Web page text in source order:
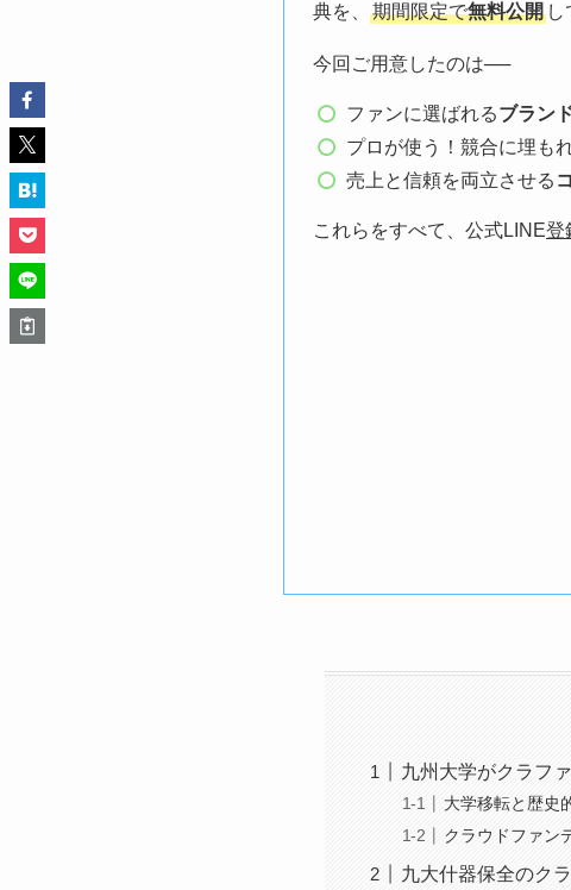
典を、
期間限定で無料公開 し
今回ご用意したのは──
ファンに選ばれるブラン
プロが使う！競合に埋も
売上と信頼を両立させる
これらをすべて、公式LINE登
九州大学がクラフ
大学移転と歴史
クラウドファン
九大什器保全のク